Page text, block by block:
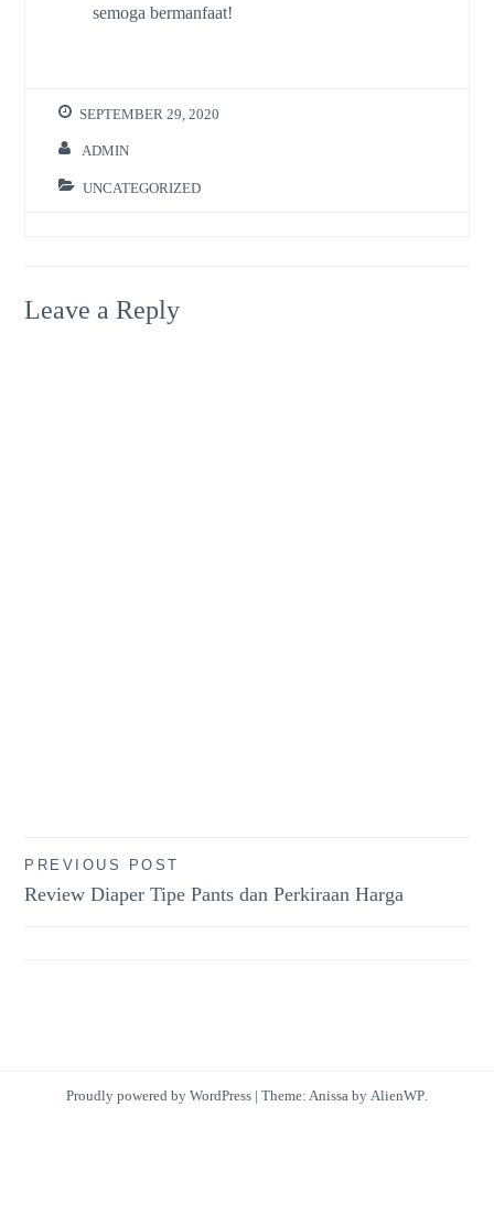
semoga bermanfaat!
SEPTEMBER 29, 2020
ADMIN
UNCATEGORIZED
Leave a Reply
Post
navigation
PREVIOUS POST
Review Diaper Tipe Pants dan Perkiraan Harga
Proudly powered by WordPress | Theme: Anissa by AlienWP.